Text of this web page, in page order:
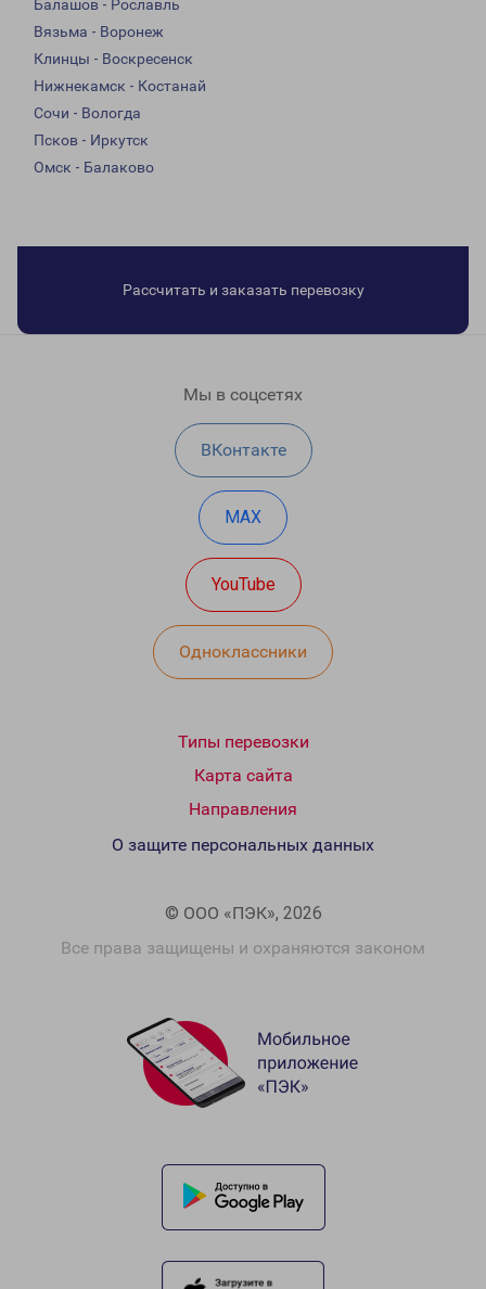
Балашов - Рославль
Вязьма - Воронеж
Клинцы - Воскресенск
Нижнекамск - Костанай
Сочи - Вологда
Псков - Иркутск
Омск - Балаково
Рассчитать и заказать перевозку
Мы в соцсетях
ВКонтакте
MAX
YouTube
Одноклассники
Типы перевозки
Карта сайта
Направления
© ООО «ПЭК», 2026
Все права защищены и охраняются законом
О защите персональных данных